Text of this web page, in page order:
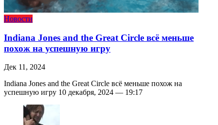
Новости
Indiana Jones and the Great Circle всё меньше
похож на успешную игру
Дек 11, 2024
Indiana Jones and the Great Circle всё меньше похож на
успешную игру 10 декабря, 2024 — 19:17